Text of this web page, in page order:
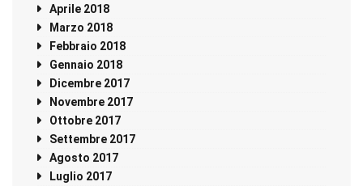
Aprile 2018
Marzo 2018
Febbraio 2018
Gennaio 2018
Dicembre 2017
Novembre 2017
Ottobre 2017
Settembre 2017
Agosto 2017
Luglio 2017